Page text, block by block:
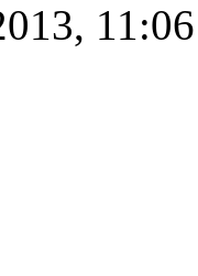
11:06